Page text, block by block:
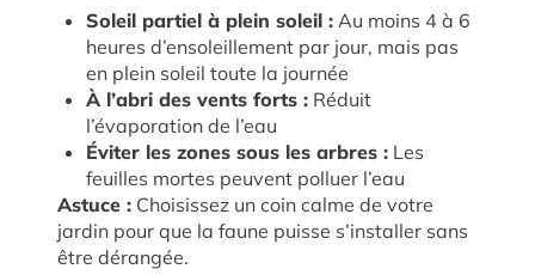
Soleil partiel à plein soleil : Au moins 4 à 6
heures d’ensoleillement par jour, mais pas
en plein soleil toute la journée
À l’abri des vents forts : Réduit
l’évaporation de l’eau
Éviter les zones sous les arbres : Les
feuilles mortes peuvent polluer l’eau
Astuce : Choisissez un coin calme de votre
jardin pour que la faune puisse s’installer sans
être dérangée.